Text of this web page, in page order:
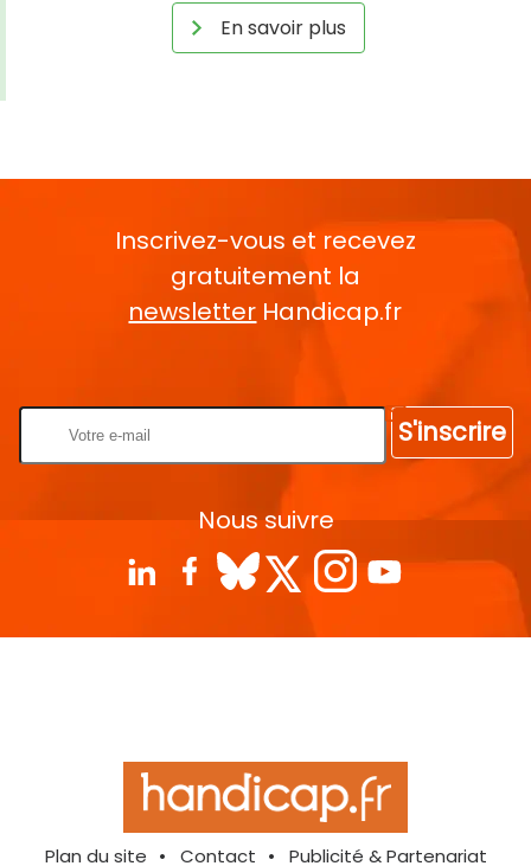
En savoir plus
Inscrivez-vous et recevez
gratuitement la
newsletter Handicap.fr
S'inscrire
Nous suivre
Plan du site Contact
Publicité & Partenariat